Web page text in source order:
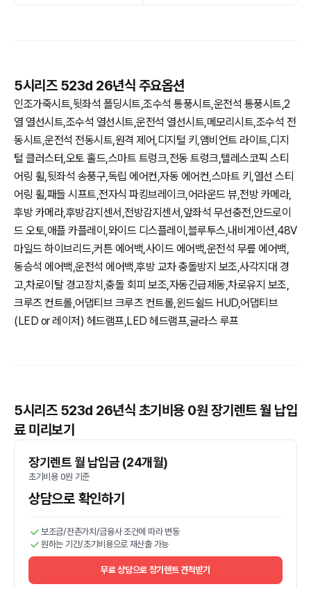
5시리즈 523d 26년식 주요옵션
인조가죽시트,뒷좌석 폴딩시트,조수석 통풍시트,운전석 통풍시트,2
열 열선시트,조수석 열선시트,운전석 열선시트,메모리시트,조수석 전
동시트,운전석 전동시트,원격 제어,디지털 키,앰비언트 라이트,디지
털 클러스터,오토 홀드,스마트 트렁크,전동 트렁크,텔레스코픽 스티
어링 휠,뒷좌석 송풍구,독립 에어컨,자동 에어컨,스마트 키,열선 스티
어링 휠,패들 시프트,전자식 파킹브레이크,어라운드 뷰,전방 카메라,
후방 카메라,후방감지센서,전방감지센서,앞좌석 무선충전,안드로이
드 오토,애플 카플레이,와이드 디스플레이,블루투스,내비게이션,48V
마일드 하이브리드,커튼 에어백,사이드 에어백,운전석 무릎 에어백,
동승석 에어백,운전석 에어백,후방 교차 충돌방지 보조,사각지대 경
고,차로이탈 경고장치,충돌 회피 보조,자동긴급제동,차로유지 보조,
크루즈 컨트롤,어댑티브 크루즈 컨트롤,윈드쉴드 HUD,어댑티브
(LED or 레이저) 헤드램프,LED 헤드램프,글라스 루프
5시리즈 523d 26년식 초기비용 0원 장기렌트 월 납입
료 미리보기
장기렌트 월 납입금 (24개월)
초기비용 0원 기준
상담으로 확인하기
보조금/잔존가치/금융사 조건에 따라 변동
원하는 기간/초기비용으로 재산출 가능
무료 상담으로 장기렌트 견적받기